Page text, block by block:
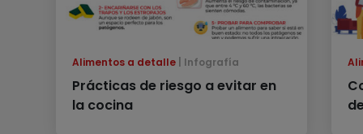
Alimentos a detalle Infografía
Prácticas de riesgo a evitar en
la cocina